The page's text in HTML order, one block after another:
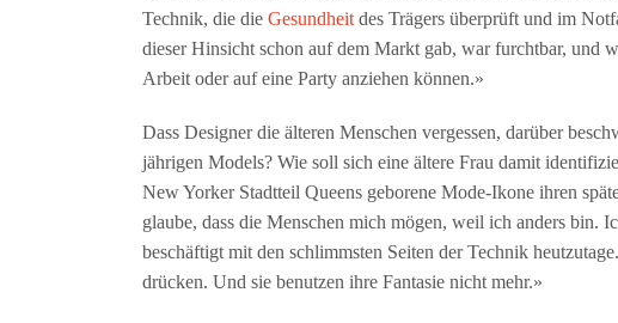
Technik, die die Gesundheitdes Trägers überprüft und im
dieser Hinsicht schon auf dem Markt gab, war furchtbar, und
Arbeit oder auf eine Party anziehen können.»
Dass Designer die älteren Menschen vergessen, darüber
jährigen Models? Wie soll sich eine ältere Frau damit
New Yorker Stadtteil Queens geborene Mode-Ikone ihren
glaube, dass die Menschen mich mögen, weil ich anders bin.
beschäftigt mit den schlimmsten Seiten der Technik
drücken. Und sie benutzen ihre Fantasie nicht mehr.»